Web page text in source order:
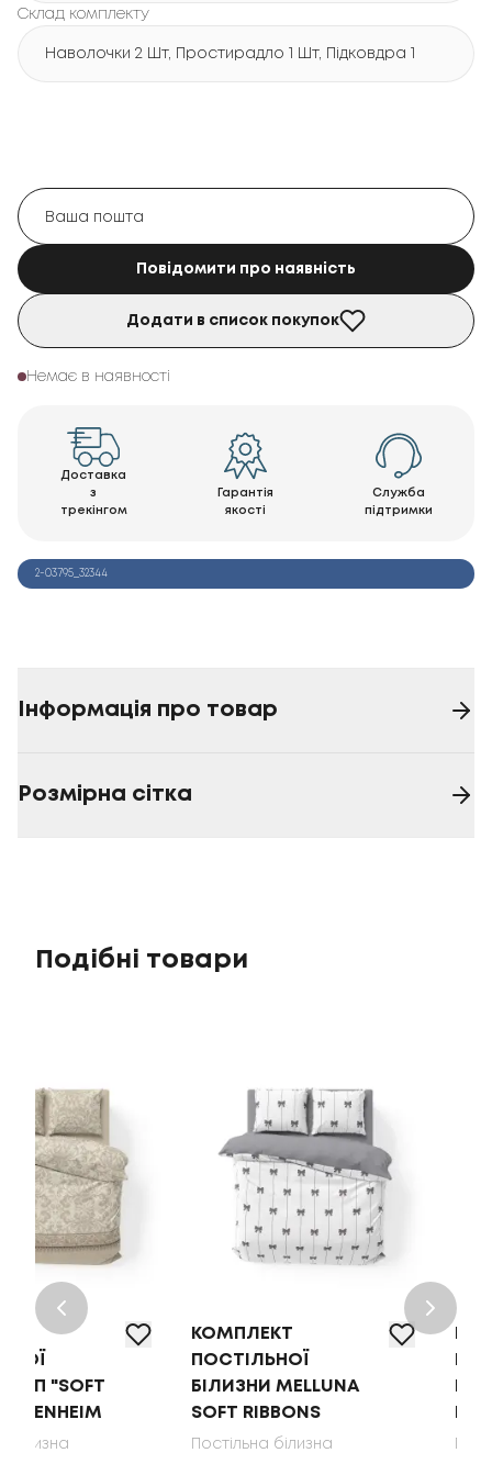
Склад комплекту
Наволочки 2 Шт, Простирадло 1 Шт, Підковдра 1 Шт
Повідомити про наявність
Додати в список покупок
Немає в наявності
Доставка
з
трекінгом
Гарантія
якості
Служба
підтримки
2-03795_32344
Інформація про товар
Розмірна сітка
Подібні товари
КОМПЛЕКТ
БІЛИЗНИ MELLUNA
SOFT RIBBONS
Постільна білизна
КОМПЛЕКТ
БІЛИЗНИ MELLUNA
LUNA GARDEN
Постільна білизна